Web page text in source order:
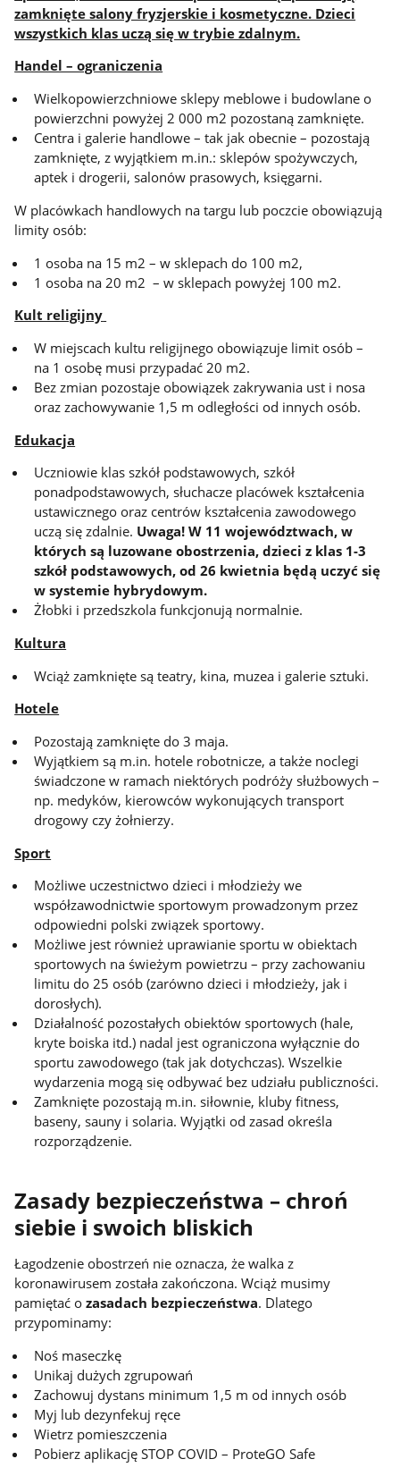
zamknięte salony fryzjerskie i kosmetyczne. Dzieci
wszystkich klas uczą się w trybie zdalnym.
Handel – ograniczenia
Wielkopowierzchniowe sklepy meblowe i budowlane o
powierzchni powyżej 2 000 m2 pozostaną zamknięte.
Centra i galerie handlowe – tak jak obecnie – pozostają
zamknięte, z wyjątkiem m.in.: sklepów spożywczych,
aptek i drogerii, salonów prasowych, księgarni.
W placówkach handlowych na targu lub poczcie obowiązują
limity osób:
1 osoba na 15 m2 – w sklepach do 100 m2,
1 osoba na 20 m2 – w sklepach powyżej 100 m2.
Kult religijny
W miejscach kultu religijnego obowiązuje limit osób –
na 1 osobę musi przypadać 20 m2.
Bez zmian pozostaje obowiązek zakrywania ust i nosa
oraz zachowywanie 1,5 m odległości od innych osób.
Edukacja
Uczniowie klas szkół podstawowych, szkół
ponadpodstawowych, słuchacze placówek kształcenia
ustawicznego oraz centrów kształcenia zawodowego
uczą się zdalnie. Uwaga! W 11 województwach, w
których są luzowane obostrzenia, dzieci z klas 1-3
szkół podstawowych, od 26 kwietnia będą uczyć się
w systemie hybrydowym.
Żłobki i przedszkola funkcjonują normalnie.
Kultura
Wciąż zamknięte są teatry, kina, muzea i galerie sztuki.
Hotele
Pozostają zamknięte do 3 maja.
Wyjątkiem są m.in. hotele robotnicze, a także noclegi
świadczone w ramach niektórych podróży służbowych –
np. medyków, kierowców wykonujących transport
drogowy czy żołnierzy.
Sport
Możliwe uczestnictwo dzieci i młodzieży we
współzawodnictwie sportowym prowadzonym przez
odpowiedni polski związek sportowy.
Możliwe jest również uprawianie sportu w obiektach
sportowych na świeżym powietrzu – przy zachowaniu
limitu do 25 osób (zarówno dzieci i młodzieży, jak i
dorosłych).
Działalność pozostałych obiektów sportowych (hale,
kryte boiska itd.) nadal jest ograniczona wyłącznie do
sportu zawodowego (tak jak dotychczas). Wszelkie
wydarzenia mogą się odbywać bez udziału publiczności.
Zamknięte pozostają m.in. siłownie, kluby fitness,
baseny, sauny i solaria. Wyjątki od zasad określa
rozporządzenie.
Zasady bezpieczeństwa – chroń
siebie i swoich bliskich
Łagodzenie obostrzeń nie oznacza, że walka z
koronawirusem została zakończona. Wciąż musimy
pamiętać ozasadach bezpieczeństwa. Dlatego
przypominamy:
Noś maseczkę
Unikaj dużych zgrupowań
Zachowuj dystans minimum 1,5 m od innych osób
Myj lub dezynfekuj ręce
Wietrz pomieszczenia
Pobierz aplikację STOP COVID – ProteGO Safe